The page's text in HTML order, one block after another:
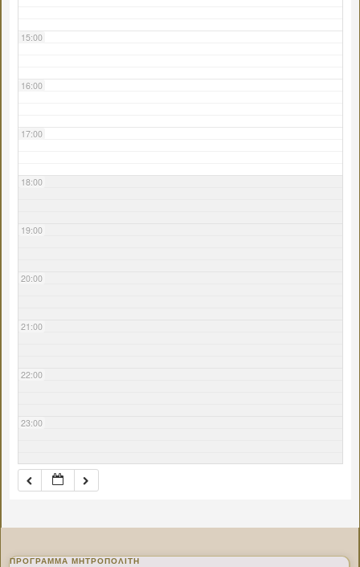
15:00
16:00
17:00
18:00
19:00
20:00
21:00
22:00
23:00
ΠΡΌΓΡΑΜΜΑ ΜΗΤΡΟΠΟΛΊΤΗ